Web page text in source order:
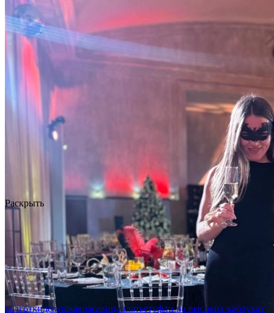
Раскрыть
1
колготкидевушкакрасавицаплатьетуфли на высоких каблуках